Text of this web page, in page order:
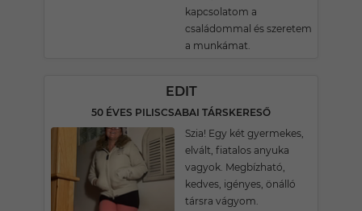
kapcsolatom a
családommal és szeretem
a munkámat.
EDIT
50 ÉVES PILISCSABAI TÁRSKERESŐ
Szia! Egy két gyermekes,
elvált, fiatalos anyuka
vagyok. Megbízható,
kedves, igényes, önálló
társra vágyom.